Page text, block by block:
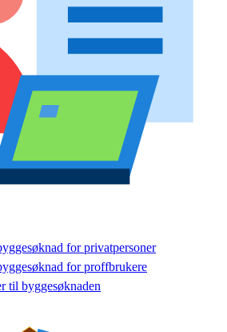
for privatpersoner
for proffbrukere
til byggesøknaden